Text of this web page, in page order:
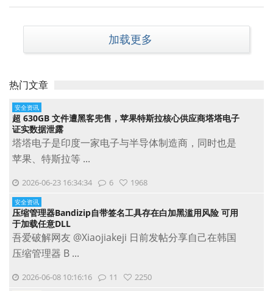
加载更多
热门文章
安全资讯
超 630GB 文件遭黑客兜售，苹果特斯拉核心供应商塔塔电子
证实数据泄露
塔塔电子是印度一家电子与半导体制造商，同时也是
苹果、特斯拉等 ...
2026-06-23 16:34:34 6 1968
安全资讯
压缩管理器Bandizip自带签名工具存在白加黑滥用风险 可用
于加载任意DLL
吾爱破解网友 @Xiaojiakeji 日前发帖分享自己在韩国
压缩管理器 B ...
2026-06-08 10:16:16 11 2250